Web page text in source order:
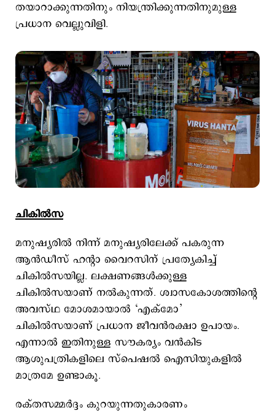
തയാറാക്കുന്നതിനും നിയന്ത്രിക്കുന്നതിനുമുള്ള
പ്രധാന വെല്ലുവിളി.
ചികില്‍സ
മനുഷ്യരില്‍ നിന്ന് മനുഷ്യരിലേക്ക് പകരുന്ന
ആന്‍ഡീസ് ഹന്‍റാ വൈറസിന് പ്രത്യേകിച്ച്
ചികില്‍സയില്ല. ലക്ഷണങ്ങള്‍ക്കുള്ള
ചികില്‍സയാണ് നല്‍കുന്നത്. ശ്വാസകോശത്തിന്‍റെ
അവസ്ഥ മോശമായാല്‍ ‘എക്മോ’
ചികില്‍സയാണ് പ്രധാന ജീവന്‍രക്ഷാ ഉപായം.
എന്നാല്‍ ഇതിനുള്ള സൗകര്യം വന്‍കിട
ആശുപത്രികളിലെ സ്പെഷല്‍ ഐസിയുകളില്‍
മാത്രമേ ഉണ്ടാകൂ.
രക്തസമ്മർദ്ദം കുറയുന്നതുകാരണം